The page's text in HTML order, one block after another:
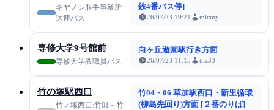
キヤノン取手事業所
送迎バス
鉄4番バス停]
26/07/23 19:21 mitany
専修大学9号館前
専修大学教職員バス
向ヶ丘遊園駅行き方面
26/07/23 11:15 thz33
竹の塚駅西口
竹ノ塚西口:竹01～竹
竹04・06 草加駅西口・新里循環
(柳島先回り)方面 [２番のりば]